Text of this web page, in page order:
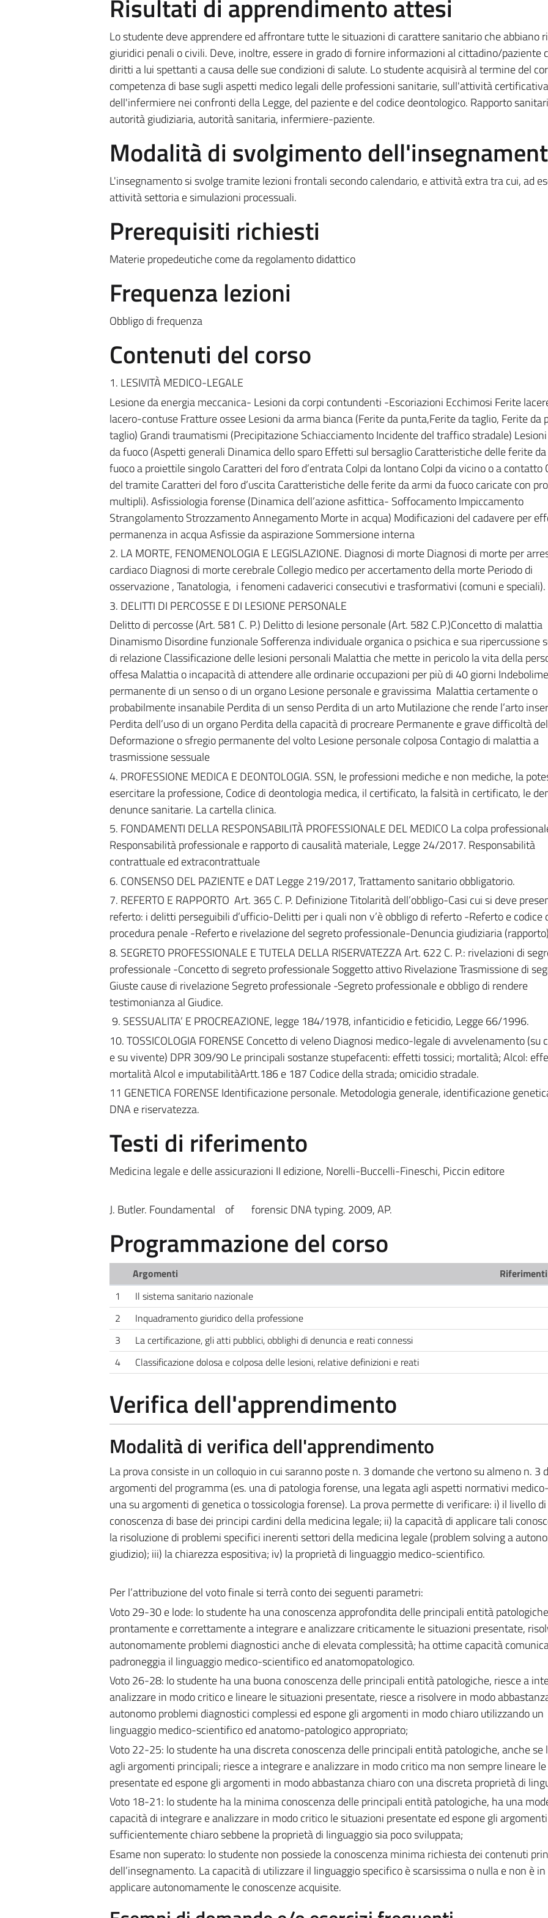
Risultati di apprendimento attesi
Lo studente deve apprendere ed affrontare tutte le situazioni di carattere sanitario che abbiano
giuridici penali o civili. Deve, inoltre, essere in grado di fornire informazioni al cittadino/paziente
diritti a lui spettanti a causa delle sue condizioni di salute. Lo studente acquisirà al termine del
competenza di base sugli aspetti medico legali delle professioni sanitarie, sull'attività
dell'infermiere nei confronti della Legge, del paziente e del codice deontologico. Rapporto
autorità giudiziaria, autorità sanitaria, infermiere-paziente.
Modalità di svolgimento
L'insegnamento si svolge tramite lezioni frontali secondo calendario, e attività extra tra cui, ad
attività settoria e simulazioni processuali.
Prerequisiti richiesti
Materie propedeutiche come da regolamento didattico
Frequenza lezioni
Obbligo di frequenza
Contenuti del corso
1. LESIVITÀ MEDICO-LEGALE
Lesione da energia meccanica- Lesioni da corpi contundenti -Escoriazioni Ecchimosi Ferite
lacero-contuse Fratture ossee Lesioni da arma bianca (Ferite da punta,Ferite da taglio, Ferite da
taglio) Grandi traumatismi (Precipitazione Schiacciamento Incidente del traffico stradale)
da fuoco (Aspetti generali Dinamica dello sparo Effetti sul bersaglio Caratteristiche delle ferite
fuoco a proiettile singolo Caratteri del foro d’entrata Colpi da lontano Colpi da vicino o a contatto
del tramite Caratteri del foro d’uscita Caratteristiche delle ferite da armi da fuoco caricate con
multipli). Asfissiologia forense (Dinamica dell’azione asfittica- Soffocamento Impiccamento
Strangolamento Strozzamento Annegamento Morte in acqua) Modificazioni del cadavere per
permanenza in acqua Asfissie da aspirazione Sommersione interna
2. LA MORTE, FENOMENOLOGIA E LEGISLAZIONE. Diagnosi di morte Diagnosi di morte per
cardiaco Diagnosi di morte cerebrale Collegio medico per accertamento della morte Periodo di
osservazione , Tanatologia, i fenomeni cadaverici consecutivi e trasformativi (comuni e speciali).
3. DELITTI DI PERCOSSE E DI LESIONE PERSONALE
Delitto di percosse (Art. 581 C. P.) Delitto di lesione personale (Art. 582 C.P.)Concetto di malattia
Dinamismo Disordine funzionale Sofferenza individuale organica o psichica e sua ripercussione
di relazione Classificazione delle lesioni personali Malattia che mette in pericolo la vita della
offesa Malattia o incapacità di attendere alle ordinarie occupazioni per più di 40 giorni
permanente di un senso o di un organo Lesione personale e gravissima Malattia certamente o
probabilmente insanabile Perdita di un senso Perdita di un arto Mutilazione che rende l’arto
Perdita dell’uso di un organo Perdita della capacità di procreare Permanente e grave difficoltà
Deformazione o sfregio permanente del volto Lesione personale colposa Contagio di malattia a
trasmissione sessuale
4. PROFESSIONE MEDICA E DEONTOLOGIA. SSN, le professioni mediche e non mediche, la
esercitare la professione, Codice di deontologia medica, il certificato, la falsità in certificato, le
denunce sanitarie. La cartella clinica.
5. FONDAMENTI DELLA RESPONSABILITÀ PROFESSIONALE DEL MEDICO La colpa
Responsabilità professionale e rapporto di causalità materiale, Legge 24/2017. Responsabilità
contrattuale ed extracontrattuale
6. CONSENSO DEL PAZIENTE e DAT Legge 219/2017, Trattamento sanitario obbligatorio.
7. REFERTO E RAPPORTO Art. 365 C. P. Definizione Titolarità dell’obbligo-Casi cui si deve
referto: i delitti perseguibili d’ufficio-Delitti per i quali non v’è obbligo di referto -Referto e codice
procedura penale -Referto e rivelazione del segreto professionale-Denuncia giudiziaria
8. SEGRETO PROFESSIONALE E TUTELA DELLA RISERVATEZZA Art. 622 C. P.: rivelazioni di
professionale -Concetto di segreto professionale Soggetto attivo Rivelazione Trasmissione di
Giuste cause di rivelazione Segreto professionale -Segreto professionale e obbligo di rendere
testimonianza al Giudice.
9. SESSUALITA’ E PROCREAZIONE, legge 184/1978, infanticidio e feticidio, Legge 66/1996.
10. TOSSICOLOGIA FORENSE Concetto di veleno Diagnosi medico-legale di avvelenamento (su
e su vivente) DPR 309/90 Le principali sostanze stupefacenti: effetti tossici; mortalità; Alcol:
mortalità Alcol e imputabilitàArtt.186 e 187 Codice della strada; omicidio stradale.
11 GENETICA FORENSE Identificazione personale. Metodologia generale, identificazione
DNA e riservatezza.
Testi di riferimento
Medicina legale e delle assicurazioni II edizione, Norelli-Buccelli-Fineschi, Piccin editore
J. Butler. Foundamental of forensic DNA typing. 2009, AP.
Programmazione del corso
Argomenti
1
Il sistema sanitario nazionale
2
Inquadramento giuridico della professione
3
La certificazione, gli atti pubblici, obblighi di denuncia e reati connessi
4
Classificazione dolosa e colposa delle lesioni, relative definizioni e reati
Verifica dell'apprendimento
Modalità di verifica dell'apprendimento
La prova consiste in un colloquio in cui saranno poste n. 3 domande che vertono su almeno n. 3
argomenti del programma (es. una di patologia forense, una legata agli aspetti normativi
una su argomenti di genetica o tossicologia forense). La prova permette di verificare: i) il livello di
conoscenza di base dei principi cardini della medicina legale; ii) la capacità di applicare tali
la risoluzione di problemi specifici inerenti settori della medicina legale (problem solving a
giudizio); iii) la chiarezza espositiva; iv) la proprietà di linguaggio medico-scientifico.
Per l’attribuzione del voto finale si terrà conto dei seguenti parametri:
Voto 29-30 e lode: lo studente ha una conoscenza approfondita delle principali entità
prontamente e correttamente a integrare e analizzare criticamente le situazioni presentate,
autonomamente problemi diagnostici anche di elevata complessità; ha ottime capacità
padroneggia il linguaggio medico-scientifico ed anatomopatologico.
Voto 26-28: lo studente ha una buona conoscenza delle principali entità patologiche, riesce a
analizzare in modo critico e lineare le situazioni presentate, riesce a risolvere in modo
autonomo problemi diagnostici complessi ed espone gli argomenti in modo chiaro utilizzando un
linguaggio medico-scientifico ed anatomo-patologico appropriato;
Voto 22-25: lo studente ha una discreta conoscenza delle principali entità patologiche, anche
agli argomenti principali; riesce a integrare e analizzare in modo critico ma non sempre lineare
presentate ed espone gli argomenti in modo abbastanza chiaro con una discreta proprietà di
Voto 18-21: lo studente ha la minima conoscenza delle principali entità patologiche, ha una
capacità di integrare e analizzare in modo critico le situazioni presentate ed espone gli
sufficientemente chiaro sebbene la proprietà di linguaggio sia poco sviluppata;
Esame non superato: lo studente non possiede la conoscenza minima richiesta dei contenuti
dell’insegnamento. La capacità di utilizzare il linguaggio specifico è scarsissima o nulla e non è
applicare autonomamente le conoscenze acquisite.